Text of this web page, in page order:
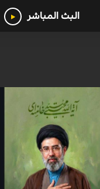
البث المباشر